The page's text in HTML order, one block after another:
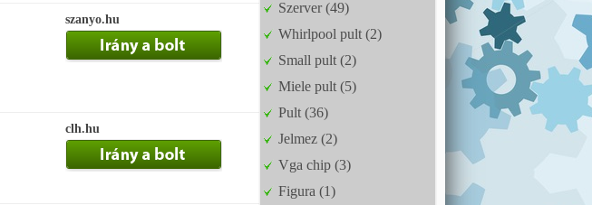
szanyo.hu
clh.hu
Szerver (49)
Whirlpool pult (2)
Small pult (2)
Miele pult (5)
Pult (36)
Jelmez (2)
Vga chip (3)
Figura (1)